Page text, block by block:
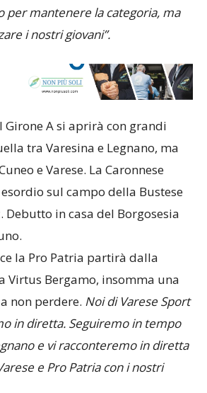
per mantenere la categoria, ma
i nostri giovani”.
Girone A si aprirà con grandi
tra Varesina e Legnano, ma
e Varese. La Caronnese
sul campo della Bustese
Debutto in casa del Borgosesia
la Pro Patria partirà dalla
Virtus Bergamo, insomma una
perdere.
Noi di Varese Sport
in diretta. Seguiremo in tempo
e vi racconteremo in diretta